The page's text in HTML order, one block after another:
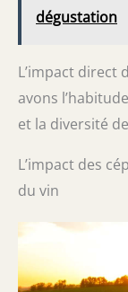
dégustation
L’impact direct
avons
et la diversité
L’impact des
du vin